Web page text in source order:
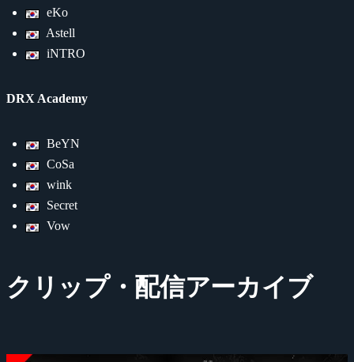
eKo
Astell
iNTRO
DRX Academy
BeYN
CoSa
wink
Secret
Vow
クリップ・配信アーカイブ